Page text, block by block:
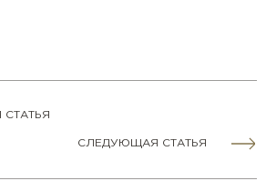
СЛЕДУЮЩАЯ СТАТЬЯ